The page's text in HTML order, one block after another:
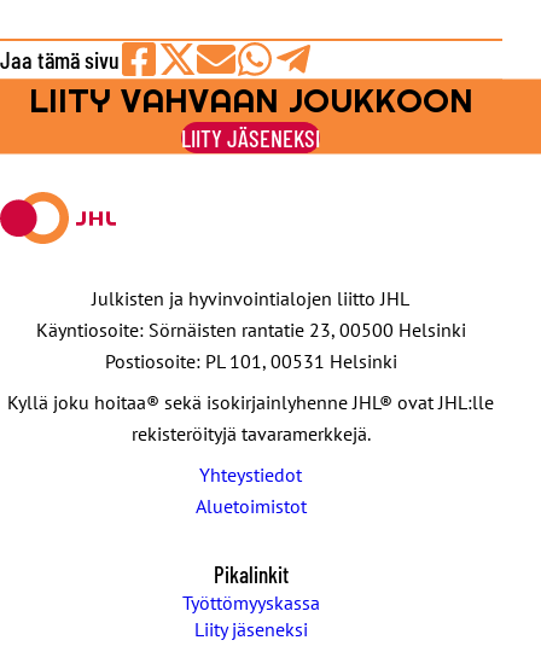
Jaa tämä sivu
Jaa
Facebookissa
Jaa
viestipalvelu
X:ssä
Jaa
sähköpostilla
Jaa
WhatsAppilla
Jaa
Telegramilla
LIITY VAHVAAN JOUKKOON
LIITY JÄSENEKSI
Julkisten ja hyvinvointialojen liitto JHL
Käyntiosoite: Sörnäisten rantatie 23, 00500 Helsinki
Postiosoite: PL 101, 00531 Helsinki
Kyllä joku hoitaa® sekä isokirjainlyhenne JHL® ovat JHL:lle
rekisteröityjä tavaramerkkejä.
Yhteystiedot
Aluetoimistot
Pikalinkit
Työttömyyskassa
Liity jäseneksi